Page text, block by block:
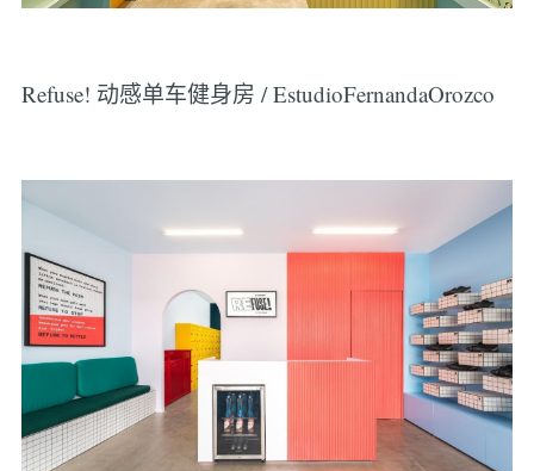
Refuse! 动感单车健身房 / EstudioFernandaOrozco